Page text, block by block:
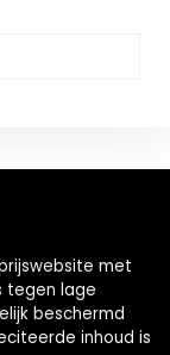
met
tegen lage
beschermd
inhoud is